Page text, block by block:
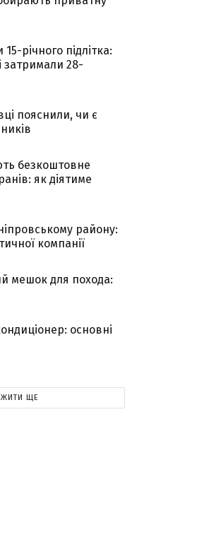
річного підлітка:
затримали 28-
пояснили, чи є
безкоштовне
як діятиме
району:
компанії
мешок для похода:
основні
ЩЕ